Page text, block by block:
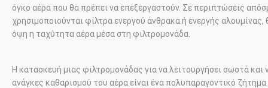
όγκο αέρα που θα πρέπει να επεξεργαστούν. Σε περιπτώσεις
χρησιμοποιούνται φίλτρα ενεργού άνθρακα ή ενεργής αλουμίνας,
όψη η ταχύτητα αέρα μέσα στη φιλτρομονάδα.
Η κατασκευή μιας φιλτρομονάδας για να λειτουργήσει σωστά και
ανάγκες καθαρισμού του αέρα είναι ένα πολυπαραγοντικό